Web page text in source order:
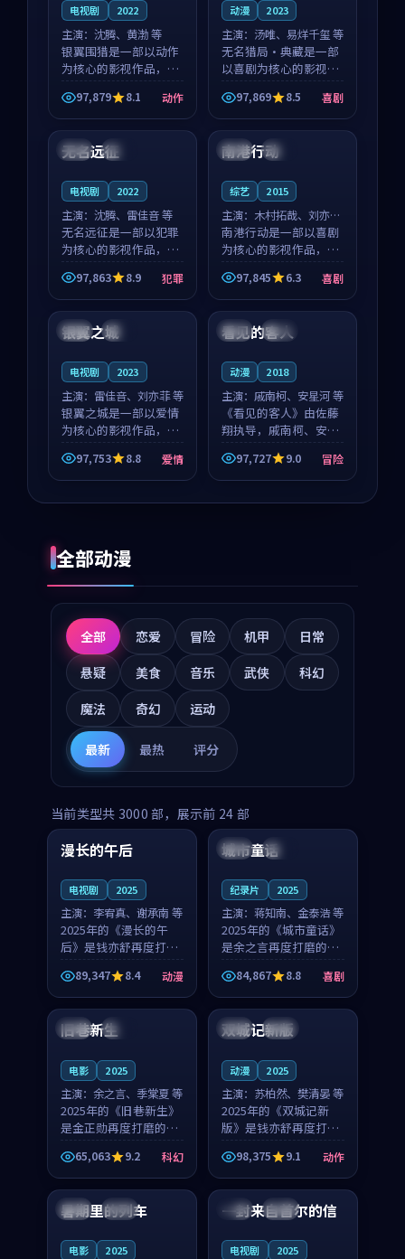
电视剧 2022
主演： 沈腾、黄渤 等
银翼围猎是一部以动作
为核心的影视作品，围
绕危机、反转与人物成
长展开，整体节奏紧
凑，值得推荐观看。
97,879 8.1 动作
动漫 2023
主演： 汤唯、易烊千玺 等
无名猎局·典藏是一部
以喜剧为核心的影视作
品，围绕危机、反转与
人物成长展开，整体节
奏紧凑，值得推荐观
看。
97,869 8.5 喜剧
美国 完结
无名远征
电视剧 2022
主演： 沈腾、雷佳音 等
无名远征是一部以犯罪
为核心的影视作品，围
绕危机、反转与人物成
长展开，整体节奏紧
凑，值得推荐观看。
97,863 8.9 犯罪
韩国 院线
南港行动
综艺 2015
主演： 木村拓哉、刘亦菲
等
南港行动是一部以喜剧
为核心的影视作品，围
绕危机、反转与人物成
长展开，整体节奏紧
凑，值得推荐观看。
97,845 6.3 喜剧
中国 高分
银翼之城
电视剧 2023
主演： 雷佳音、刘亦菲 等
银翼之城是一部以爱情
为核心的影视作品，围
绕危机、反转与人物成
长展开，整体节奏紧
凑，值得推荐观看。
97,753 8.8 爱情
泰国 完结
看见的客人
动漫 2018
主演： 戚南柯、安星河 等
《看见的客人》由佐藤
翔执导，戚南柯、安星
河领衔主演，是一部
2018年上映的泰国冒险
动漫。影片以海岸抒情
97,727 9.0 冒险
全部动漫
全部 恋爱 冒险 机甲
日常
悬疑
美食 音乐 武侠
科幻
魔法
奇幻 运动
最新 最热 评分
当前类型共 3000 部，展示前 24 部
中国 高分
99:16
漫长的午后
电视剧 2025
主演： 李宥真、谢承南 等
2025年的《漫长的午
后》是钱亦舒再度打磨
的动漫佳作。中国大陆
的取景与海岛日常的氛
围相互成就，李宥真与
谢承南的对手戏自然克
制，让整部影片在悬念
89,347 8.4 动漫
美国 院线
城市童话
纪录片 2025
主演： 蒋知南、金泰浩 等
2025年的《城市童话》
是余之言再度打磨的喜
剧佳作。美国的取景与
历史战争的氛围相互成
就，蒋知南与金泰浩的
对手戏自然克制，让整
部影片在悬念与温度
84,867 8.8 喜剧
英国 完结
旧巷新生
电影 2025
主演： 余之言、季棠夏 等
2025年的《旧巷新生》
是金正勋再度打磨的科
幻佳作。英国的取景与
雨夜物语的氛围相互成
就，余之言与季棠夏的
对手戏自然克制，让整
部影片在悬念与温度
65,063 9.2 科幻
中国 独播
双城记新版
动漫 2025
主演： 苏柏然、樊清晏 等
2025年的《双城记新
版》是钱亦舒再度打磨
的动作佳作。中国大陆
的取景与沙漠探险的氛
围相互成就，苏柏然与
樊清晏的对手戏自然克
制，让整部影片在悬念
98,375 9.1 动作
中国 杜比
暑期里的列车
电影 2025
韩国 热播
一封来自首尔的信
电视剧 2025